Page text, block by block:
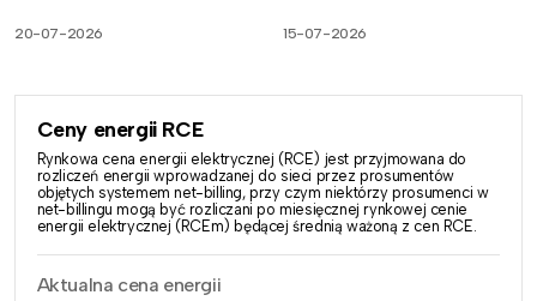
20-07-2026 15-07-2026
Ceny energii RCE
Rynkowa cena energii elektrycznej (RCE) jest przyjmowana do
rozliczeń energii wprowadzanej do sieci przez prosumentów
objętych systemem net-billing, przy czym niektórzy prosumenci w
net-billingu mogą być rozliczani po miesięcznej rynkowej cenie
energii elektrycznej (RCEm) będącej średnią ważoną z cen RCE.
Aktualna cena energii